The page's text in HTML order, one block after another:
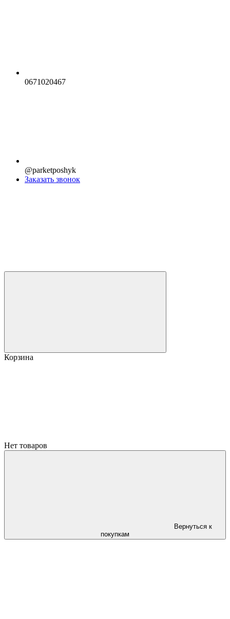
0671020467
@parketposhyk
Заказать звонок
Корзина
Нет товаров
Вернуться к
покупкам